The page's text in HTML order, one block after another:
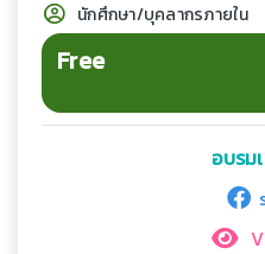
นักศึกษา/บุคลากรภายใน
Free
อบรม